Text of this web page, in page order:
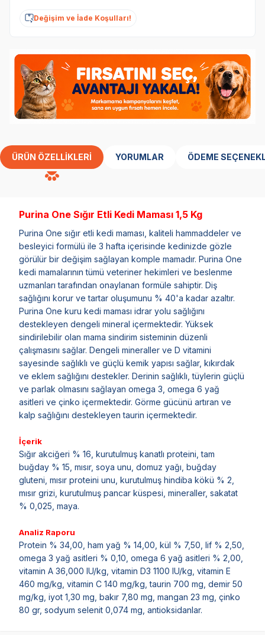
Değişim ve İade Koşulları!
ÜRÜN ÖZELLIKLERI YORUMLAR ÖDEME
Purina One Sığır Etli Kedi Maması 1,5 Kg
Purina One sığır etli kedi maması, kaliteli hammaddeler ve
besleyici formülü ile 3 hafta içerisinde kedinizde gözle
görülür bir değişim sağlayan komple mamadır. Purina One
kedi mamalarının tümü veteriner hekimleri ve beslenme
uzmanları tarafından onaylanan formüle sahiptir. Diş
sağlığını korur ve tartar oluşumunu % 40'a kadar azaltır.
Purina One kuru kedi maması idrar yolu sağlığını
destekleyen dengeli mineral içermektedir. Yüksek
sindirilebilir olan mama sindirim sisteminin düzenli
çalışmasını sağlar. Dengeli mineraller ve D vitamini
sayesinde sağlıklı ve güçlü kemik yapısı sağlar, kıkırdak
ve eklem sağlığını destekler. Derinin sağlıklı, tüylerin güçlü
ve parlak olmasını sağlayan omega 3, omega 6 yağ
asitleri ve çinko içermektedir. Görme gücünü artıran ve
kalp sağlığını destekleyen taurin içermektedir.
İçerik
Sığır akciğeri % 16, kurutulmuş kanatlı proteini, tam
buğday % 15, mısır, soya unu, domuz yağı, buğday
gluteni, mısır proteini unu, kurutulmuş hindiba kökü % 2,
mısır grizi, kurutulmuş pancar küspesi, mineraller, sakatat
% 0,025, maya.
Analiz Raporu
Protein % 34,00, ham yağ % 14,00, kül % 7,50, lif % 2,50,
omega 3 yağ asitleri % 0,10, omega 6 yağ asitleri % 2,00,
vitamin A 36,000 IU/kg, vitamin D3 1100 IU/kg, vitamin E
460 mg/kg, vitamin C 140 mg/kg, taurin 700 mg, demir 50
mg/kg, iyot 1,30 mg, bakır 7,80 mg, mangan 23 mg, çinko
80 gr, sodyum selenit 0,074 mg, antioksidanlar.